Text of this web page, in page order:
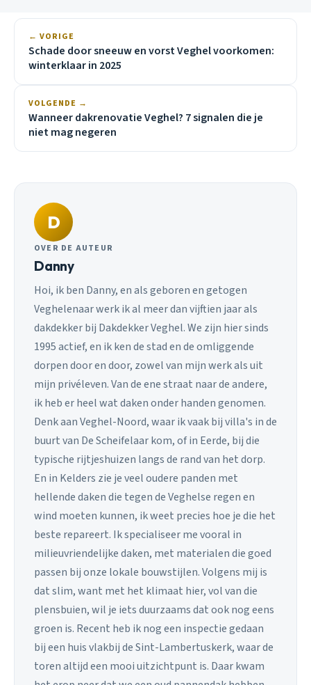
← VORIGE
Schade door sneeuw en vorst Veghel voorkomen:
winterklaar in 2025
VOLGENDE →
Wanneer dakrenovatie Veghel? 7 signalen die je
niet mag negeren
D
OVER DE AUTEUR
Danny
Hoi, ik ben Danny, en als geboren en getogen
Veghelenaar werk ik al meer dan vijftien jaar als
dakdekker bij Dakdekker Veghel. We zijn hier sinds
1995 actief, en ik ken de stad en de omliggende
dorpen door en door, zowel van mijn werk als uit
mijn privéleven. Van de ene straat naar de andere,
ik heb er heel wat daken onder handen genomen.
Denk aan Veghel-Noord, waar ik vaak bij villa's in de
buurt van De Scheifelaar kom, of in Eerde, bij die
typische rijtjeshuizen langs de rand van het dorp.
En in Kelders zie je veel oudere panden met
hellende daken die tegen de Veghelse regen en
wind moeten kunnen, ik weet precies hoe je die het
beste repareert. Ik specialiseer me vooral in
milieuvriendelijke daken, met materialen die goed
passen bij onze lokale bouwstijlen. Volgens mij is
dat slim, want met het klimaat hier, vol van die
plensbuien, wil je iets duurzaams dat ook nog eens
groen is. Recent heb ik nog een inspectie gedaan
bij een huis vlakbij de Sint-Lambertuskerk, waar de
toren altijd een mooi uitzichtpunt is. Daar kwam